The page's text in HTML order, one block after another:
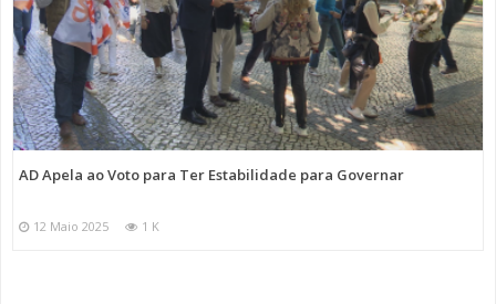
AD Apela ao Voto para Ter Estabilidade para Governar
12 Maio 2025 1 K